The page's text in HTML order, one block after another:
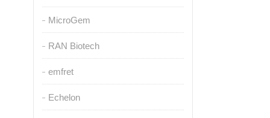
MicroGem
RAN Biotech
emfret
Echelon